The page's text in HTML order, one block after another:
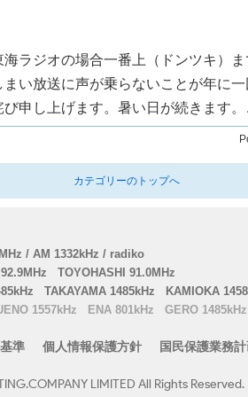
ラジオの場合一番上（ドンツキ）
い放送に声が乗らないことが年に
申し上げます。暑い日が続きます
カテゴリーのトップへ
/ AM 1332kHz / radiko
TOYOHASHI 91.0MHz
TAKAYAMA 1485kHz
KAMIOKA
1557kHz ENA 801kHz GERO 1485kHz
準 個人情報保護方針 国民保護業務
LIMITED All Rights Reserved.